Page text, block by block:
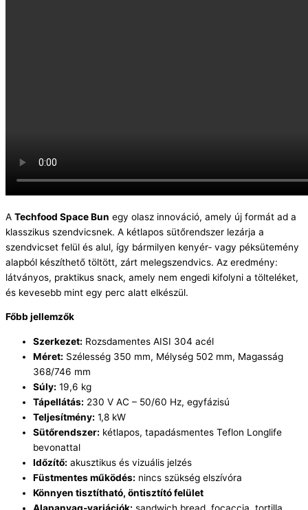
A Techfood Space Bun egy olasz innováció, amely új formát ad a
klasszikus szendvicsnek. A kétlapos sütőrendszer lezárja a
szendvicset felül és alul, így bármilyen kenyér‑ vagy péksütemény
alapból készíthető töltött, zárt melegszendvics. Az eredmény:
látványos, praktikus snack, amely nem engedi kifolyni a tölteléket,
és kevesebb mint egy perc alatt elkészül.
Főbb jellemzők
Szerkezet: Rozsdamentes AISI 304 acél
Méret: Szélesség 350 mm, Mélység 502 mm, Magasság
368/746 mm
Súly: 19,6 kg
Tápellátás: 230 V AC – 50/60 Hz, egyfázisú
Teljesítmény: 1,8 kW
Sütőrendszer: kétlapos, tapadásmentes Teflon Longlife
bevonattal
Időzítő: akusztikus és vizuális jelzés
Füstmentes működés: nincs szükség elszívóra
Könnyen tisztítható, öntisztító felület